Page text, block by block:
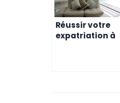
Réussir votre
expatriation à